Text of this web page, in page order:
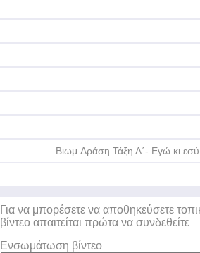
Βιωμ.Δράση Τάξη Α΄- Εγώ κι εσύ
Για να μπορέσετε να αποθηκεύσετε
βίντεο απαιτείται πρώτα να συνδεθείτε
Ενσωμάτωση βίντεο